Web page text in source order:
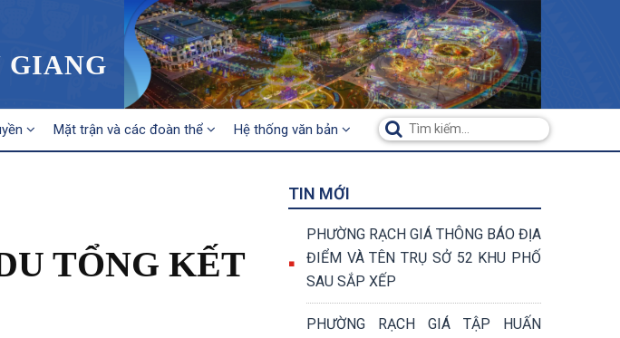
GIANG
Mặt trận và các đoàn thể Hệ thống văn bản
TỔNG KẾT
TIN MỚI
PHƯỜNG RẠCH GIÁ THÔNG BÁO ĐỊA
ĐIỂM VÀ TÊN TRỤ SỞ 52 KHU PHỐ
SAU SẮP XẾP
PHƯỜNG RẠCH GIÁ TẬP HUẤN